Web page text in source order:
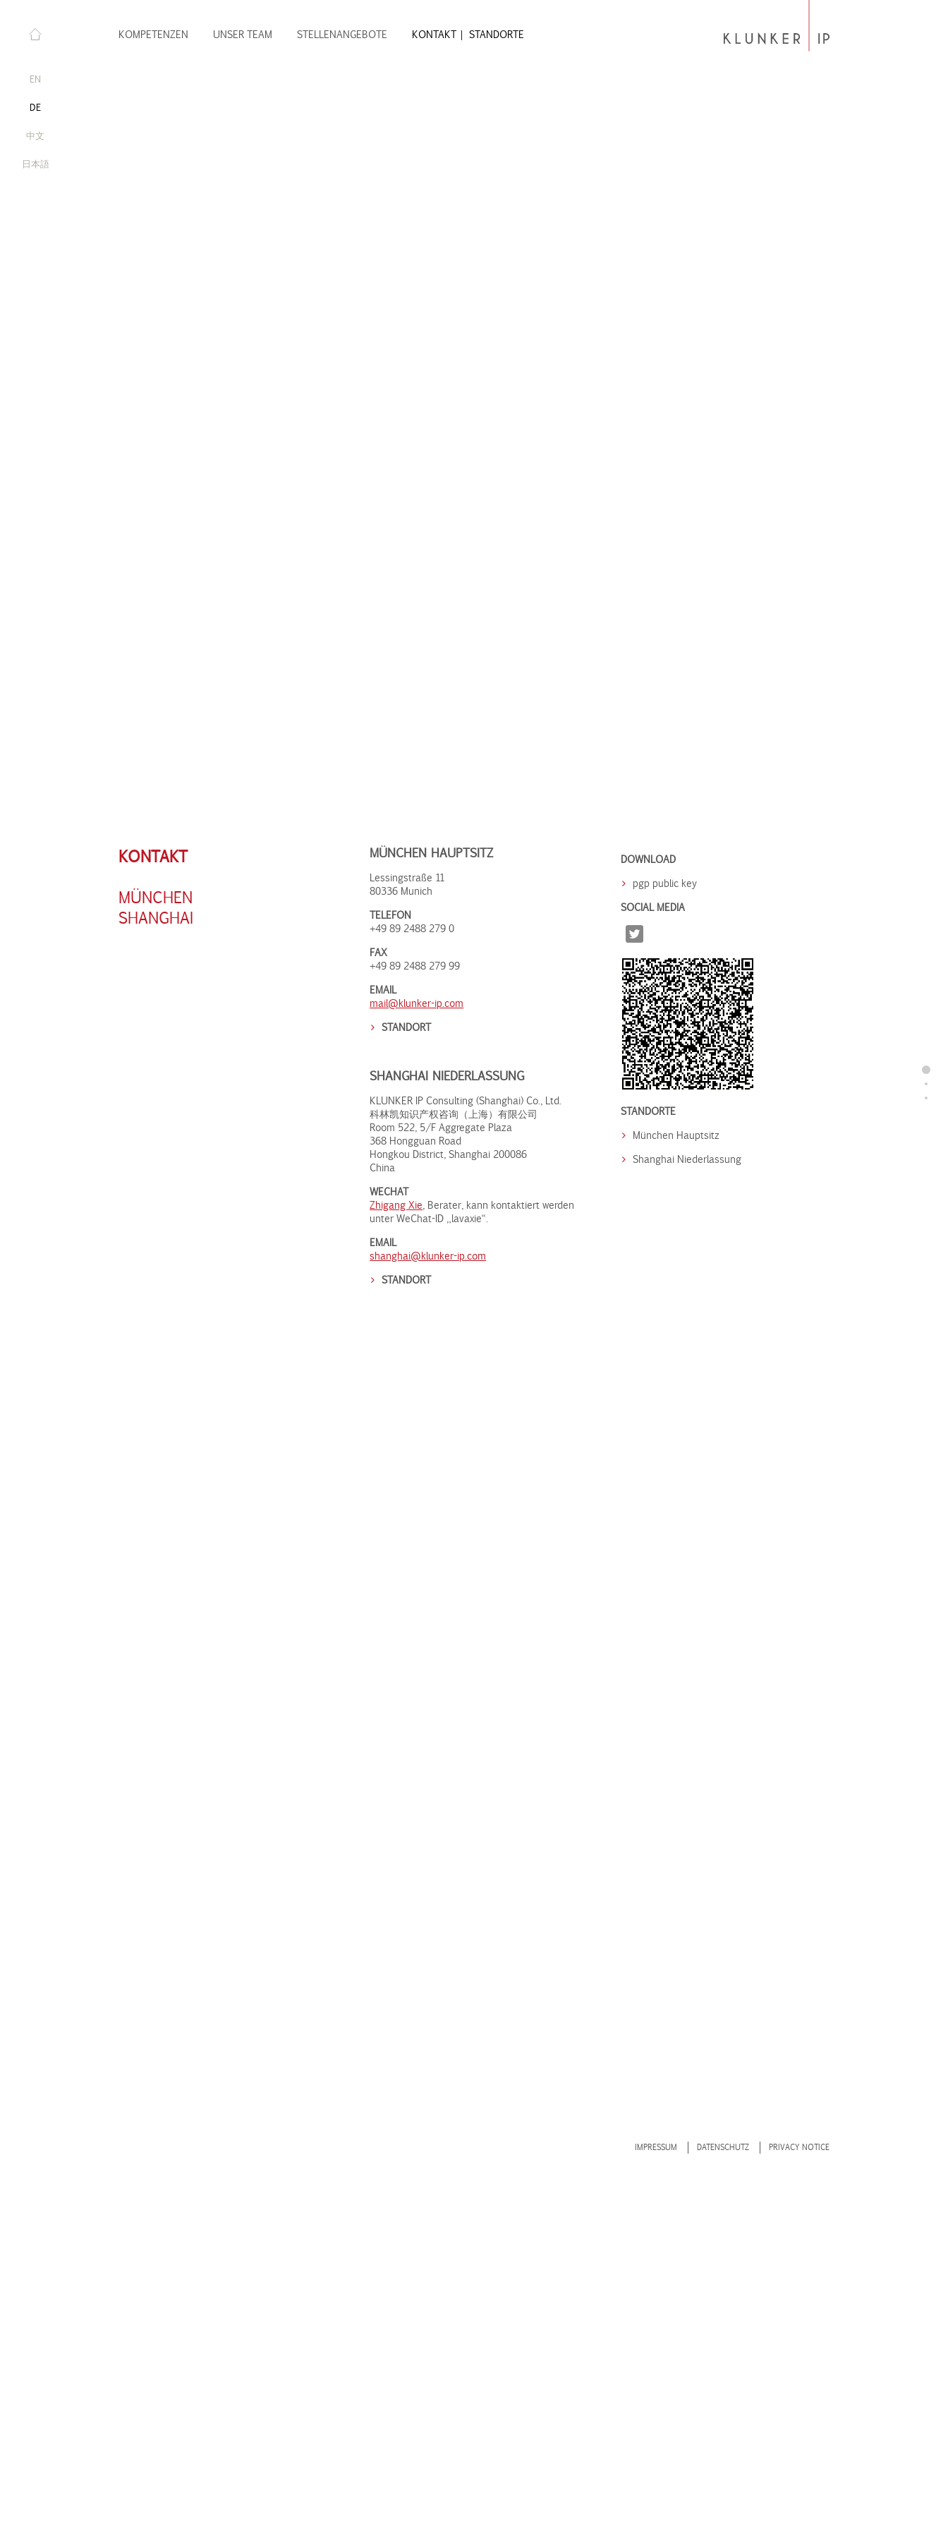
KOMPETENZEN UNSER TEAM STELLENANGEBOTE KONTAKT | STANDORTE
EN
DE
中文
日本語
KONTAKT
MÜNCHEN
SHANGHAI
MÜNCHEN HAUPTSITZ
Lessingstraße 11
80336 Munich
TELEFON
+49 89 2488 279 0
FAX
+49 89 2488 279 99
EMAIL
mail@klunker-ip.com
STANDORT
SHANGHAI NIEDERLASSUNG
KLUNKER IP Consulting (Shanghai) Co., Ltd.
科林凯知识产权咨询（上海）有限公司
Room 522, 5/F Aggregate Plaza
368 Hongguan Road
Hongkou District, Shanghai 200086
China
WECHAT
Zhigang Xie, Berater, kann kontaktiert werden
unter WeChat-ID „lavaxie“.
EMAIL
shanghai@klunker-ip.com
STANDORT
DOWNLOAD
pgp public key
SOCIAL MEDIA
STANDORTE
München Hauptsitz
Shanghai Niederlassung
IMPRESSUM DATENSCHUTZ PRIVACY NOTICE
part1
part2
part3